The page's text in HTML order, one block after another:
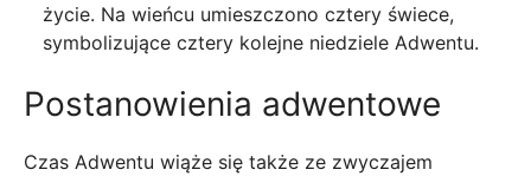
życie. Na wieńcu umieszczono cztery świece,
symbolizujące cztery kolejne niedziele Adwentu.
Postanowienia adwentowe
Czas Adwentu wiąże się także ze zwyczajem